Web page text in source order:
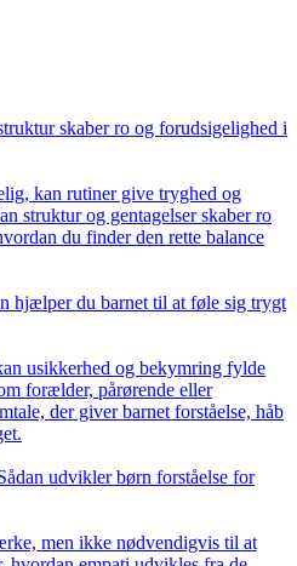
skaber ro og forudsigelighed i
kan rutiner give tryghed og
struktur og gentagelser skaber ro
du finder den rette balance
hjælper du barnet til at føle sig trygt
usikkerhed og bekymring fylde
forælder, pårørende eller
der giver barnet forståelse, håb
udvikler børn forståelse for
men ikke nødvendigvis til at